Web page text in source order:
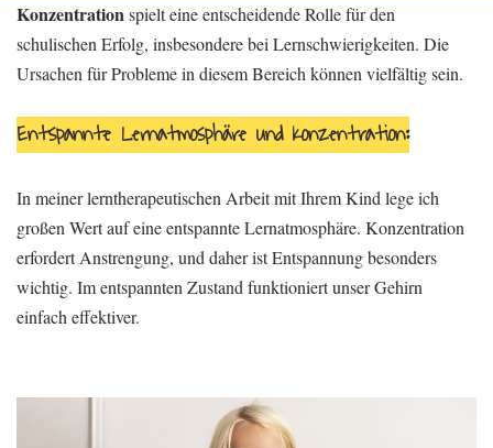
Konzentrationspielt eine entscheidende Rolle für den
schulischen Erfolg, insbesondere bei Lernschwierigkeiten. Die
Ursachen für Probleme in diesem Bereich können vielfältig sein.
Entspannte Lernatmosphäre und Konzentration:
In meiner lerntherapeutischen Arbeit mit Ihrem Kind lege ich
großen Wert auf eine entspannte Lernatmosphäre. Konzentration
erfordert Anstrengung, und daher ist Entspannung besonders
wichtig. Im entspannten Zustand funktioniert unser Gehirn
einfach effektiver.